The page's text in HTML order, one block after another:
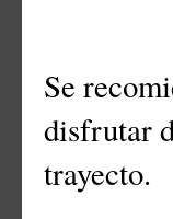
Se
disfrutar
trayecto.